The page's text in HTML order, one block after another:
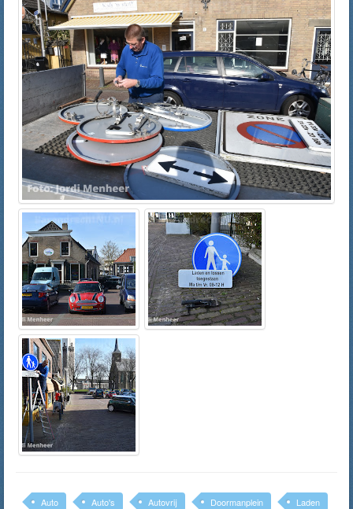
Auto Auto's Autovrij Doormanplein
Laden